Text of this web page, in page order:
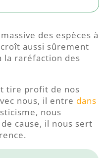
des espèces à
aussi sûrement
la raréfaction des
tire profit de nos
nous, il entre dans
nous
cause, il nous sert